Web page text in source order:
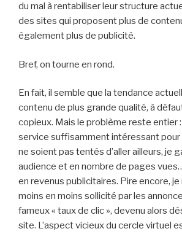
du mal à rentabiliser leur structure
des sites qui proposent plus de
également plus de publicité.
Bref, on tourne en rond.
En fait, il semble que la tendance
contenu de plus grande qualité, à
copieux. Mais le problème reste entier
service suffisamment intéressant pour
ne soient pas tentés d’aller ailleurs, je
audience et en nombre de pages
en revenus publicitaires. Pire encore, je
moins en moins sollicité par les
fameux « taux de clic », devenu alors
site. L’aspect vicieux du cercle virtuel